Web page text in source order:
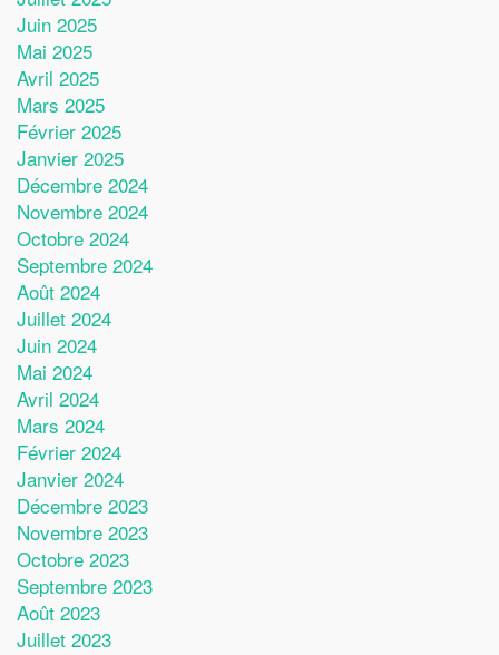
Juin 2025
Mai 2025
Avril 2025
Mars 2025
Février 2025
Janvier 2025
Décembre 2024
Novembre 2024
Octobre 2024
Septembre 2024
Août 2024
Juillet 2024
Juin 2024
Mai 2024
Avril 2024
Mars 2024
Février 2024
Janvier 2024
Décembre 2023
Novembre 2023
Octobre 2023
Septembre 2023
Août 2023
Juillet 2023